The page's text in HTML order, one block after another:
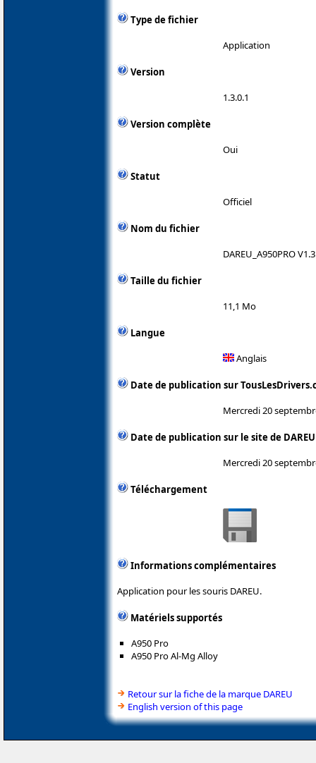
Type de fichier
Application
Version
1.3.0.1
Version complète
Oui
Statut
Officiel
Nom du fichier
DAREU_A950PRO
Taille du fichier
11,1 Mo
Langue
Anglais
Date de publication sur
Mercredi 20
Date de publication sur le site de DAREU
Mercredi 20
Téléchargement
Informations complémentaires
Application pour les souris DAREU.
Matériels supportés
A950 Pro
A950 Pro Al-Mg Alloy
Retour sur la fiche de la marque DAREU
English version of this page